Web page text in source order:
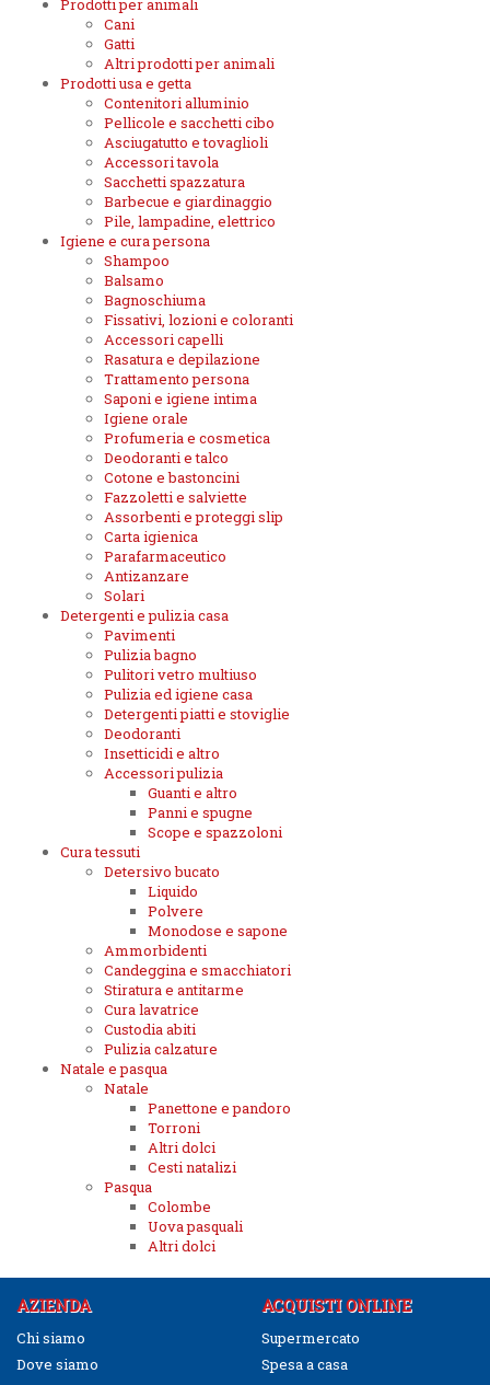
Prodotti per animali
Cani
Gatti
Altri prodotti per animali
Prodotti usa e getta
Contenitori alluminio
Pellicole e sacchetti cibo
Asciugatutto e tovaglioli
Accessori tavola
Sacchetti spazzatura
Barbecue e giardinaggio
Pile, lampadine, elettrico
Igiene e cura persona
Shampoo
Balsamo
Bagnoschiuma
Fissativi, lozioni e coloranti
Accessori capelli
Rasatura e depilazione
Trattamento persona
Saponi e igiene intima
Igiene orale
Profumeria e cosmetica
Deodoranti e talco
Cotone e bastoncini
Fazzoletti e salviette
Assorbenti e proteggi slip
Carta igienica
Parafarmaceutico
Antizanzare
Solari
Detergenti e pulizia casa
Pavimenti
Pulizia bagno
Pulitori vetro multiuso
Pulizia ed igiene casa
Detergenti piatti e stoviglie
Deodoranti
Insetticidi e altro
Accessori pulizia
Guanti e altro
Panni e spugne
Scope e spazzoloni
Cura tessuti
Detersivo bucato
Liquido
Polvere
Monodose e sapone
Ammorbidenti
Candeggina e smacchiatori
Stiratura e antitarme
Cura lavatrice
Custodia abiti
Pulizia calzature
Natale e pasqua
Natale
Panettone e pandoro
Torroni
Altri dolci
Cesti natalizi
Pasqua
Colombe
Uova pasquali
Altri dolci
AZIENDA
Chi siamo
Dove siamo
ACQUISTI ONLINE
Supermercato
Spesa a casa